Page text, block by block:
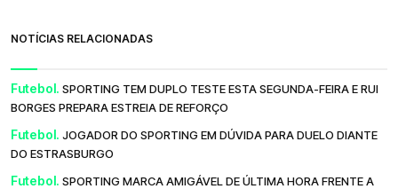
NOTÍCIAS RELACIONADAS
Futebol. SPORTING TEM DUPLO TESTE ESTA SEGUNDA-FEIRA E RUI
BORGES PREPARA ESTREIA DE REFORÇO
Futebol. JOGADOR DO SPORTING EM DÚVIDA PARA DUELO DIANTE
DO ESTRASBURGO
Futebol. SPORTING MARCA AMIGÁVEL DE ÚLTIMA HORA FRENTE A